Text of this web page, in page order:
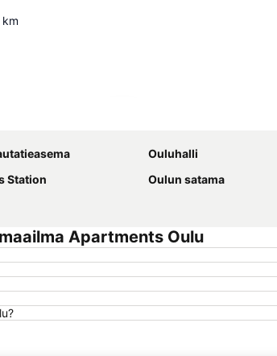
km
Ouluhalli
Station
Oulun satama
Apartments Oulu